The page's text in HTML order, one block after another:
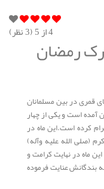
از 5 ( 3نظر)
رمضان
در بین مسلمانان
است و یکی از چهار
است.این ماه در
(صلی الله علیه وآله)
ماه در نهایت کرامت و
بندگانش عنایت فرموده